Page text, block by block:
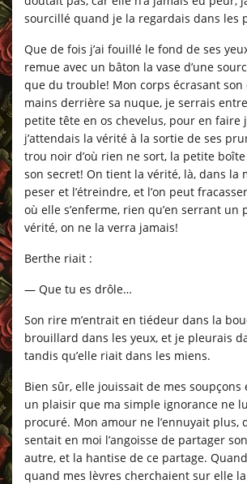
sourcillé quand je la regardais dans les
Que de fois j’ai fouillé le fond de ses
remue avec un bâton la vase d’une
que du trouble! Mon corps écrasant son
mains derrière sa nuque, je serrais
petite tête en os chevelus, pour en faire
j’attendais la vérité à la sortie de ses
trou noir d’où rien ne sort, la petite
son secret! On tient la vérité, là, dans la
peser et l’étreindre, et l’on peut
où elle s’enferme, rien qu’en serrant un
vérité, on ne la verra jamais!
Berthe riait :
— Que tu es drôle…
Son rire m’entrait en tiédeur dans la
brouillard dans les yeux, et je pleurais
tandis qu’elle riait dans les miens.
Bien sûr, elle jouissait de mes
un plaisir que ma simple ignorance ne
procuré. Mon amour ne l’ennuyait plus,
sentait en moi l’angoisse de partager
autre, et la hantise de ce partage.
quand mes lèvres cherchaient sur elle la